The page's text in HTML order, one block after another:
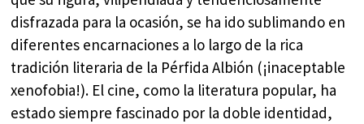
disfrazada para la ocasión, se ha ido sublimando en
diferentes encarnaciones a lo largo de la rica
tradición literaria de la Pérfida Albión (¡inaceptable
xenofobia!). El cine, como la literatura popular, ha
estado siempre fascinado por la doble identidad,